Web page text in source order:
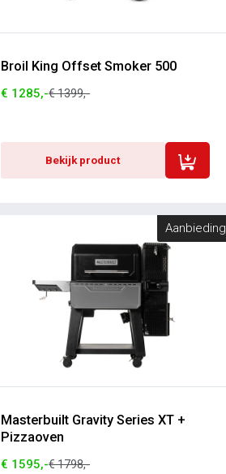
Broil King Offset Smoker 500
€ 1285,-€ 1399,-
Bekijk product
Aanbieding
Masterbuilt Gravity Series XT +
Pizzaoven
€ 1595,-€ 1798,-